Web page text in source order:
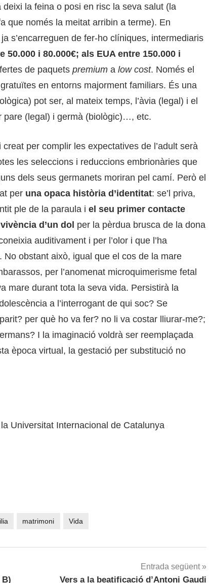
la feina o posi en risc la seva salut (la
que només la meitat arribin a terme). En
s’encarreguen de fer-ho clíniques, intermediaris
50.000 i 80.000€; als EUA entre 150.000 i
de paquets premium a low cost. Només el
en entorns majorment familiars. És una
pot ser, al mateix temps, l’àvia (legal) i el
pare (legal) i germà (biològic)…, etc.
per complir les expectatives de l’adult serà
les seleccions i reduccions embrionàries que
dels seus germanets moriran pel camí. Però el
per una opaca història d’identitat: se’l priva,
ple de la paraula i el seu primer contacte
d’un dol per la pèrdua brusca de la dona
auditivament i per l’olor i que l’ha
obstant això, igual que el cos de la mare
per l’anomenat microquimerisme fetal
mare durant tota la seva vida. Persistirà la
a l’interrogant de qui soc? Se
per què ho va fer? no li va costar lliurar-me?;
I la imaginació voldrà ser reemplaçada
època virtual, la gestació per substitució no
Universitat Internacional de Catalunya
matrimoni Vida
B)
Entrada següent
Vers a la beatificació d’Antoni Gaudi